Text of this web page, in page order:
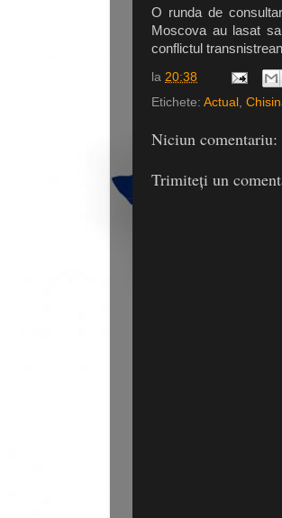
O runda de
Moscova au lasat
conflictul
la 20:38
Etichete: Actual ,
Niciun comentariu:
Trimiteți un